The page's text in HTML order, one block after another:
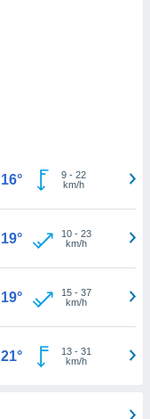
16° 9- 22
km/h
19° 10- 23
km/h
19° 15- 37
km/h
21° 13- 31
km/h